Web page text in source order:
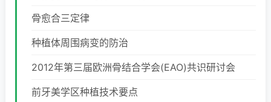
骨愈合三定律
种植体周围病变的防治
2012年第三届欧洲骨结合学会(EAO)共识研讨会
前牙美学区种植技术要点